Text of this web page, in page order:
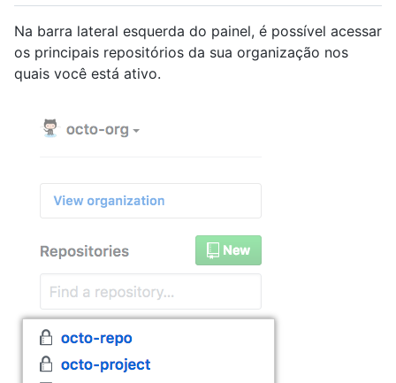
Na barra lateral esquerda do painel, é possível acessar
os principais repositórios da sua organização nos
quais você está ativo.